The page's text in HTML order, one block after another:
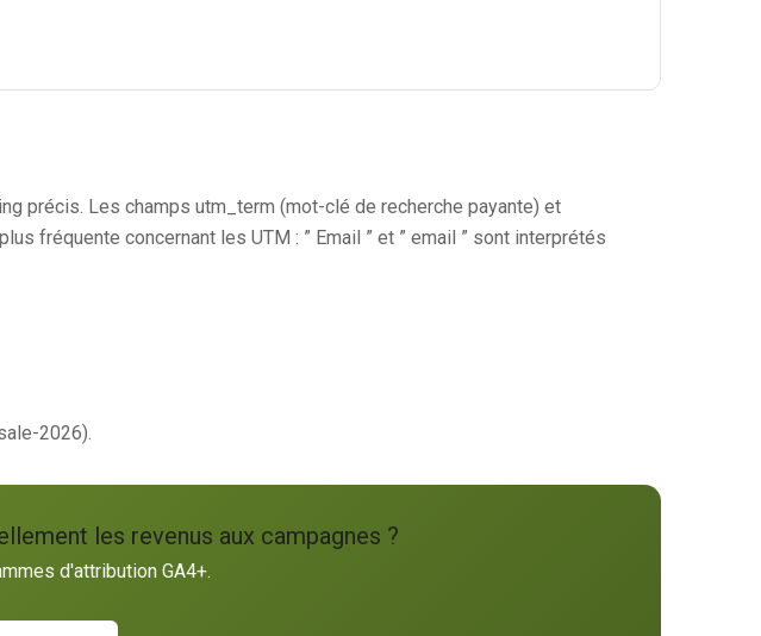
précis. Les champs utm_term (mot-clé de recherche payante) et
fréquente concernant les UTM : ” Email ” et ” email ” sont interprétés
2026).
les revenus aux campagnes ?
d'attribution GA4+.